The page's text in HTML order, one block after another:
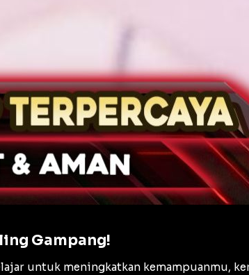
Gampang!
untuk meningkatkan kemampuanmu,